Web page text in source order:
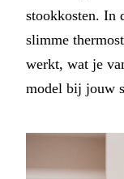
stookkosten. In
slimme
werkt, wat je
model bij jouw